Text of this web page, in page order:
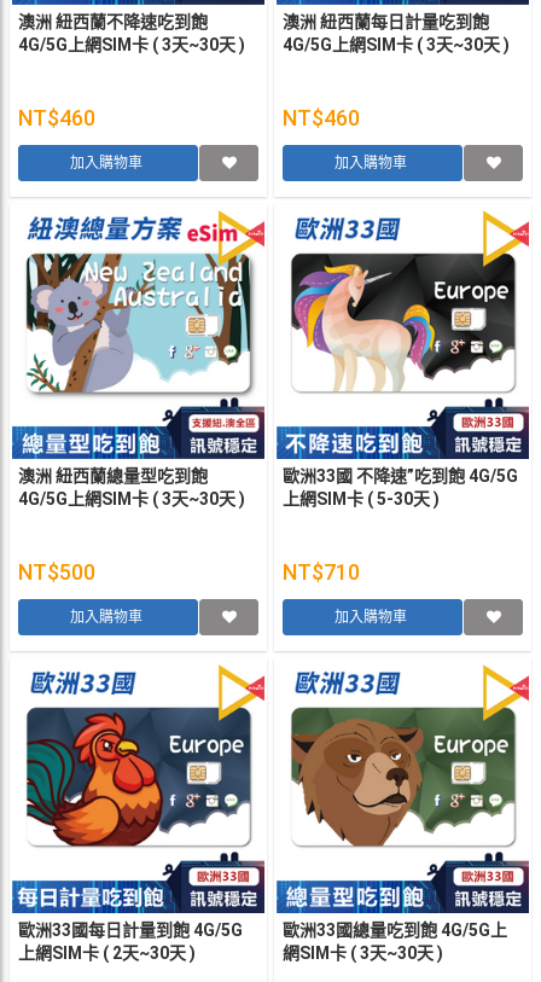
澳洲 紐西蘭不降速吃到飽
4G/5G上網SIM卡 ( 3天~30天 )
NT$460
加入購物車
澳洲 紐西蘭每日計量吃到飽
4G/5G上網SIM卡 ( 3天~30天 )
NT$460
加入購物車
澳洲 紐西蘭總量型吃到飽
4G/5G上網SIM卡 ( 3天~30天 )
NT$500
加入購物車
歐洲33國 不降速”吃到飽 4G/5G
上網SIM卡 ( 5-30天 )
NT$710
加入購物車
歐洲33國每日計量到飽 4G/5G
上網SIM卡 ( 2天~30天 )
歐洲33國總量吃到飽 4G/5G上
網SIM卡 ( 3天~30天 )